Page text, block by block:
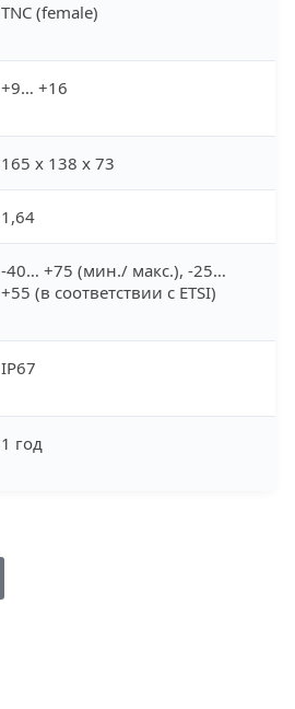
TNC (female)
+9… +16
165 x 138 x 73
1,64
-40… +75 (мин./ макс.), -25…
+55 (в соответствии с ETSI)
IP67
1 год